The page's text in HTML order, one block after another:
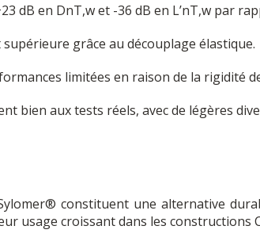
dB en DnT,w et -36 dB en L’nT,w par
grâce au découplage élastique.
limitées en raison de la rigidité
bien aux tests réels, avec de légères
constituent une alternative
usage croissant dans les constructions